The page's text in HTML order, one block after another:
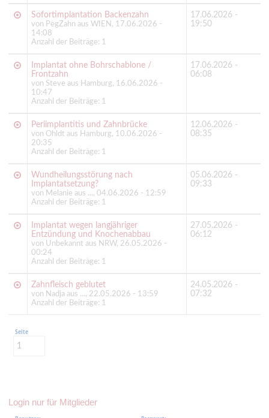
Sofortimplantation Backenzahn
von PegZahn aus WIEN, 17.06.2026 -
14:08
Anzahl der Beiträge: 1
17.06.2026 -
19:50
Implantat ohne Bohrschablone /
Frontzahn
von Steve aus Hamburg, 16.06.2026 -
10:47
Anzahl der Beiträge: 1
17.06.2026 -
06:08
Periimplantitis und Zahnbrücke
von Ohldt aus Hamburg, 10.06.2026 -
20:35
Anzahl der Beiträge: 1
12.06.2026 -
08:35
Wundheilungsstörung nach
Implantatsetzung?
von Melanie aus ..., 04.06.2026 - 12:59
Anzahl der Beiträge: 1
05.06.2026 -
09:33
Implantat wegen langjähriger
Entzündung und Knochenabbau
von Unbekannt aus NRW, 26.05.2026 -
00:24
Anzahl der Beiträge: 1
27.05.2026 -
06:12
Zahnfleisch geblutet
von Nadja aus ..., 22.05.2026 - 13:59
Anzahl der Beiträge: 1
24.05.2026 -
07:32
Seite
Login nur für Mitglieder